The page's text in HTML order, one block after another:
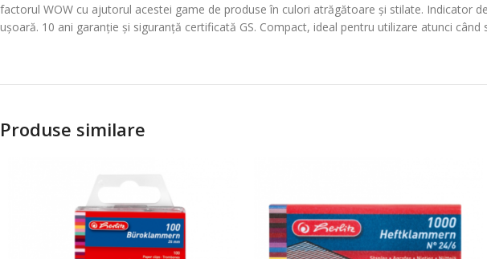
factorul WOW cu ajutorul acestei game de produse în culori atrăgătoare și stilate. Indicator
ușoară. 10 ani garanție și siguranță certificată GS. Compact, ideal pentru utilizare atunci
Produse similare